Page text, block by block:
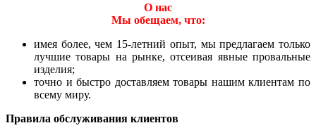
О нас
Мы обещаем, что:
имея более, чем 15-летний опыт, мы предлагаем только
лучшие товары на рынке, отсеивая явные провальные
изделия;
точно и быстро доставляем товары нашим клиентам по
всему миру.
Правила обслуживания клиентов